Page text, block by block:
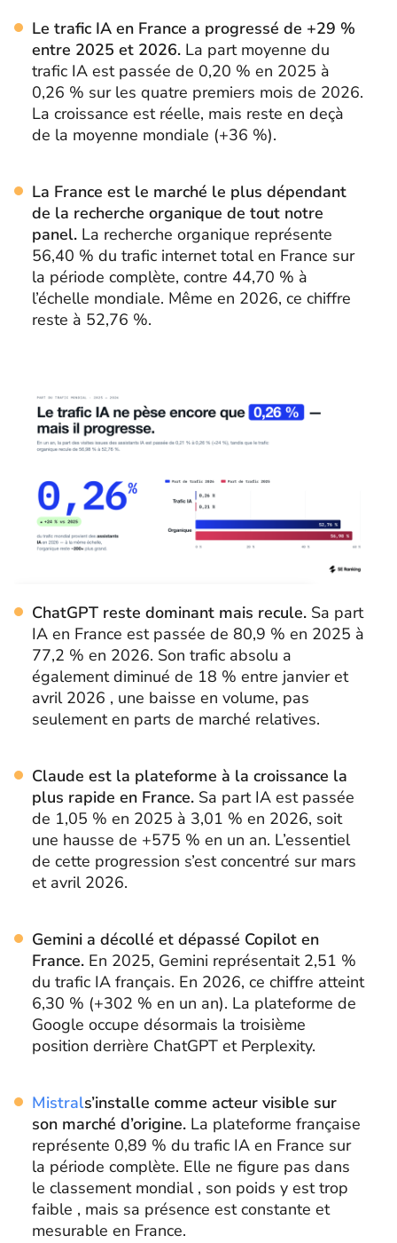
Le trafic IA en France a progressé de +29 %
entre 2025 et 2026. La part moyenne du
trafic IA est passée de 0,20 % en 2025 à
0,26 % sur les quatre premiers mois de 2026.
La croissance est réelle, mais reste en deçà
de la moyenne mondiale (+36 %).
La France est le marché le plus dépendant
de la recherche organique de tout notre
panel. La recherche organique représente
56,40 % du trafic internet total en France sur
la période complète, contre 44,70 % à
l’échelle mondiale. Même en 2026, ce chiffre
reste à 52,76 %.
ChatGPT reste dominant mais recule. Sa part
IA en France est passée de 80,9 % en 2025 à
77,2 % en 2026. Son trafic absolu a
également diminué de 18 % entre janvier et
avril 2026 , une baisse en volume, pas
seulement en parts de marché relatives.
Claude est la plateforme à la croissance la
plus rapide en France. Sa part IA est passée
de 1,05 % en 2025 à 3,01 % en 2026, soit
une hausse de +575 % en un an. L’essentiel
de cette progression s’est concentré sur mars
et avril 2026.
Gemini a décollé et dépassé Copilot en
France. En 2025, Gemini représentait 2,51 %
du trafic IA français. En 2026, ce chiffre atteint
6,30 % (+302 % en un an). La plateforme de
Google occupe désormais la troisième
position derrière ChatGPT et Perplexity.
Mistrals’installe comme acteur visible sur
son marché d’origine. La plateforme française
représente 0,89 % du trafic IA en France sur
la période complète. Elle ne figure pas dans
le classement mondial , son poids y est trop
faible , mais sa présence est constante et
mesurable en France.